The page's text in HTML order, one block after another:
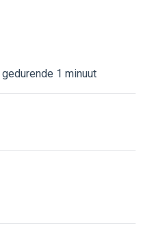
gedurende 1 minuut